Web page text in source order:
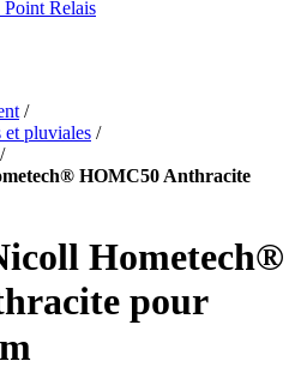
Relais
/
et pluviales /
/
HOMC50 Anthracite
Hometech®
pour